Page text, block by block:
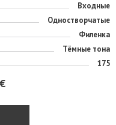
Входные
Одностворчатые
Филенка
Тёмные тона
175